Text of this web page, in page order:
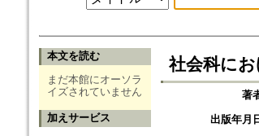
本文を読む
まだ本館にオーソラ
イズされていません
加えサービス
社会科に
著
出版年月